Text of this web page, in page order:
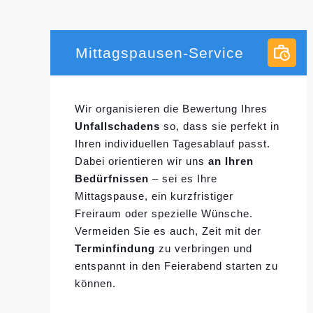
Mittagspausen-Service
Wir organisieren die Bewertung Ihres
Unfallschadens so, dass sie perfekt in
Ihren individuellen Tagesablauf passt.
Dabei orientieren wir uns an Ihren
Bedürfnissen – sei es Ihre
Mittagspause, ein kurzfristiger
Freiraum oder spezielle Wünsche.
Vermeiden Sie es auch, Zeit mit der
Terminfindung zu verbringen und
entspannt in den Feierabend starten zu
können.